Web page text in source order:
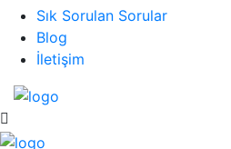
Sık Sorulan Sorular
Blog
İletişim